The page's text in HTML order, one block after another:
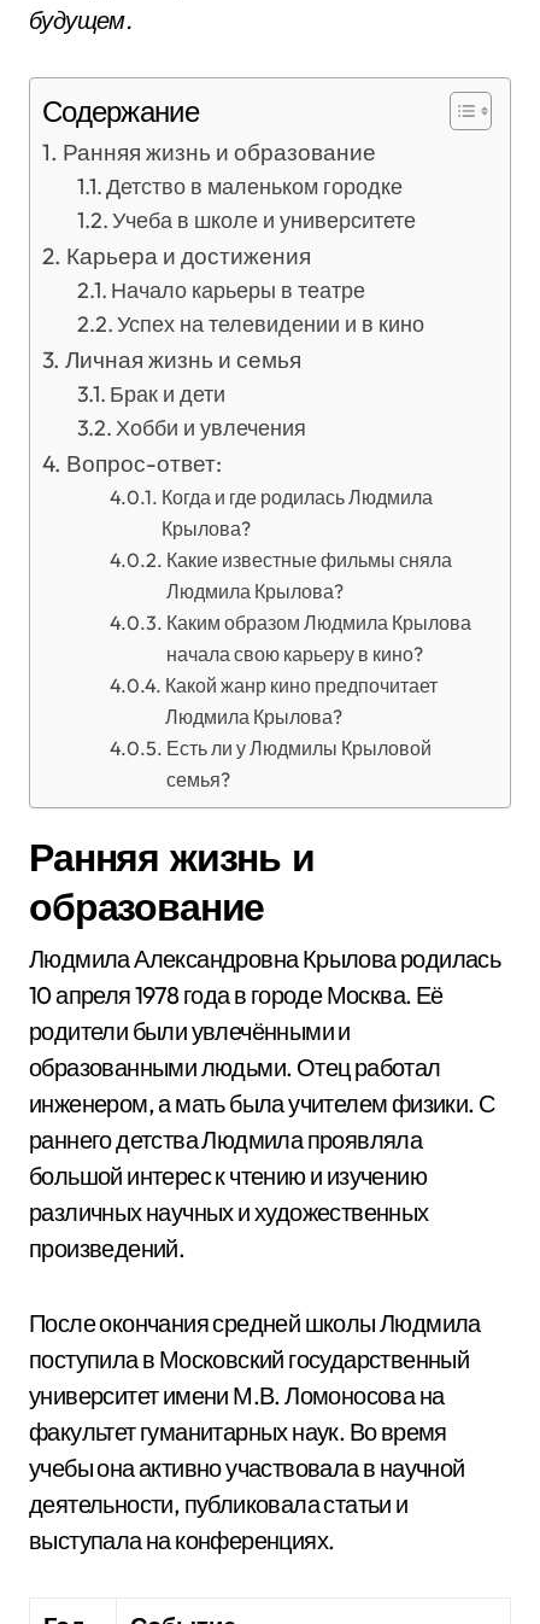
будущем.
Содержание
Ранняя жизнь и образование
Детство в маленьком городке
Учеба в школе и университете
Карьера и достижения
Начало карьеры в театре
Успех на телевидении и в кино
Личная жизнь и семья
Брак и дети
Хобби и увлечения
Вопрос-ответ:
Когда и где родилась Людмила
Крылова?
Какие известные фильмы сняла
Людмила Крылова?
Каким образом Людмила Крылова
начала свою карьеру в кино?
Какой жанр кино предпочитает
Людмила Крылова?
Есть ли у Людмилы Крыловой
семья?
Ранняя жизнь и
образование
Людмила Александровна Крылова родилась
10 апреля 1978 годав городе Москва. Её
родители были увлечёнными и
образованными людьми. Отец работал
инженером, а мать была учителем физики. С
раннего детства Людмила проявляла
большой интерес к чтению и изучению
различных научных и художественных
произведений.
После окончания средней школы Людмила
поступила в Московский государственный
университет имени М.В. Ломоносова на
факультет гуманитарных наук. Во время
учебы она активно участвовала в научной
деятельности, публиковала статьи и
выступала на конференциях.